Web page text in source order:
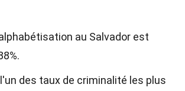
au Salvador est
des taux de criminalité les plus